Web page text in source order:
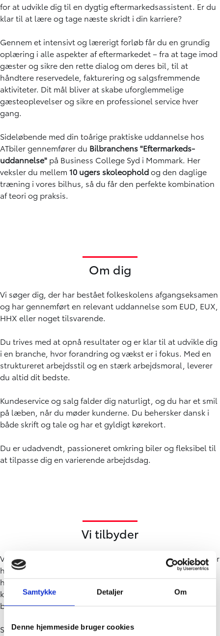
Samtykke Detaljer Om
Denne hjemmeside bruger cookies
for at udvikle dig til en dygtig eftermarkedsassistent. Er du
klar til at lære og tage næste skridt i din karriere?
Gennem et intensivt og lærerigt forløb får du en grundig
oplæring i alle aspekter af eftermarkedet – fra at tage imod
gæster og sikre den rette dialog om deres bil, til at
håndtere reservedele, fakturering og salgsfremmende
aktiviteter. Dit mål bliver at skabe uforglemmelige
gæsteoplevelser og sikre en professionel service hver
gang.
Sideløbende med din toårige praktiske uddannelse hos
ATbiler gennemfører du Bilbranchens "Eftermarkeds-
uddannelse" på Business College Syd i Mommark. Her
veksler du mellem 10 ugers skoleopholdog den daglige
træning i vores bilhus, så du får den perfekte kombination
af teori og praksis.
Om dig
Vi søger dig, der har bestået folkeskolens afgangseksamen
og har gennemført en relevant uddannelse som EUD, EUX,
HHX eller noget tilsvarende.
Du trives med at opnå resultater og er klar til at udvikle dig
i en branche, hvor forandring og vækst er i fokus. Med en
struktureret arbejdsstil og en stærk arbejdsmoral, leverer
du altid dit bedste.
Kundeservice og salg falder dig naturligt, og du har et smil
på læben, når du møder kunderne. Du behersker dansk i
både skrift og tale og har et gyldigt kørekort.
Du er udadvendt, passioneret omkring biler og fleksibel til
at tilpasse dig en varierende arbejdsdag.
Vi tilbyder
Vi tilbyder en stilling i en branche i konstant udvikling, hvor
hver dag byder på nye udfordringer og en travl, varieret
hverdag. Hos os bliver du en del af et team bestående af
kompetente, dygtige og engagerede kollegaer, som
brænder for at skabe resultater.
Samtidig med dit arbejde hos os får du mulighed for at